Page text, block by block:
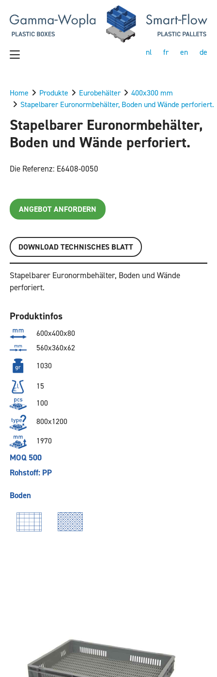
nl fr en de
Home Produkte Eurobehälter
400x300 mm
Stapelbarer Euronormbehälter, Boden und Wände perforiert.
Stapelbarer Euronormbehälter,
Boden und Wände perforiert.
Die Referenz: E6408-0050
ANGEBOT ANFORDERN
DOWNLOAD TECHNISCHES BLATT
Stapelbarer Euronormbehälter, Boden und Wände
perforiert.
Produktinfos
600x400x80
560x360x62
1030
15
100
800x1200
1970
MOQ 500
Rohstoff: PP
Boden